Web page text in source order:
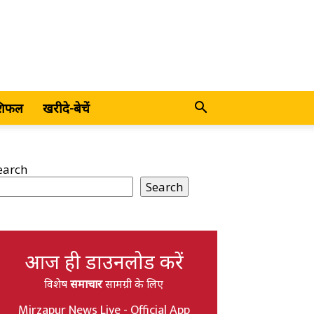
खरीदे-बेचें
Search
आज ही डाउनलोड करें
विशेषसमाचारसामग्री के लिए